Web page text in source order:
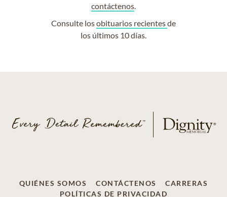
contáctenos.
Consulte losobituarios recientesde
los últimos 10 días.
QUIÉNES SOMOS CONTÁCTENOS
CARRERAS
POLÍTICAS DE PRIVACIDAD